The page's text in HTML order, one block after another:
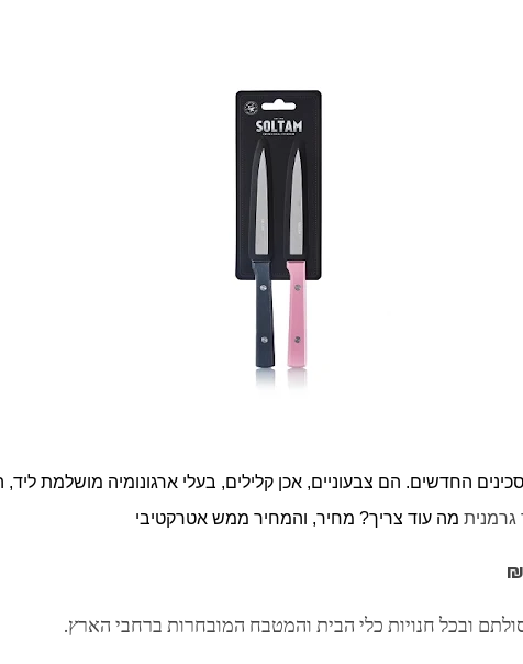
החדשים. הם צבעוניים, אכן קלילים, בעלי ארגונומיה מושלמת ליד,
גרמנית מה עוד צריך? מחיר, והמחיר ממש אטרקטיבי
ובכל חנויות כלי הבית והמטבח המובחרות ברחבי הארץ.